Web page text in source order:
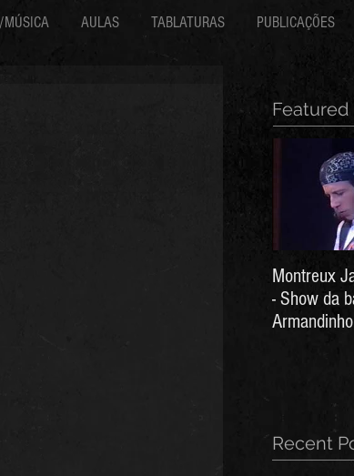
MÚSICA AULAS TABLATURAS PUBLICAÇÕES
Featured
Montreux
- Show da
Recent